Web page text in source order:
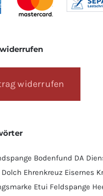
widerrufen
Bodenfund DA
Dolch Ehrenkreuz Eisernes
Etui Feldspange